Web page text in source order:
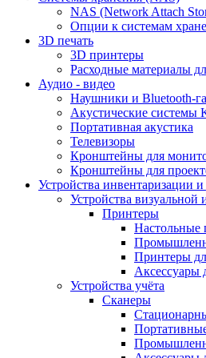
NAS (Network Attach
Опции к системам
3D печать
3D принтеры
Расходные материалы
Аудио - видео
Наушники и Bluetooth-
Акустические системы
Портативная акустика
Телевизоры
Кронштейны для
Кронштейны для
Устройства инвентаризации и
Устройства визуальной
Принтеры
Настольные
Принтеры
Аксессуары
Устройства учёта
Сканеры